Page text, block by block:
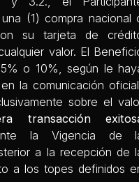
(1) compra nacional
su tarjeta de
valor. El
o 10%, según le
la comunicación
sobre el
transacción
la Vigencia de
a la recepción de
a los topes definidos